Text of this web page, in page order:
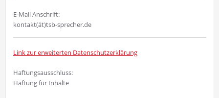
E-Mail Anschrift:
kontakt(ät)tsb-sprecher.de
Link zur erweiterten Datenschutzerklärung
Haftungsausschluss:
Haftung für Inhalte